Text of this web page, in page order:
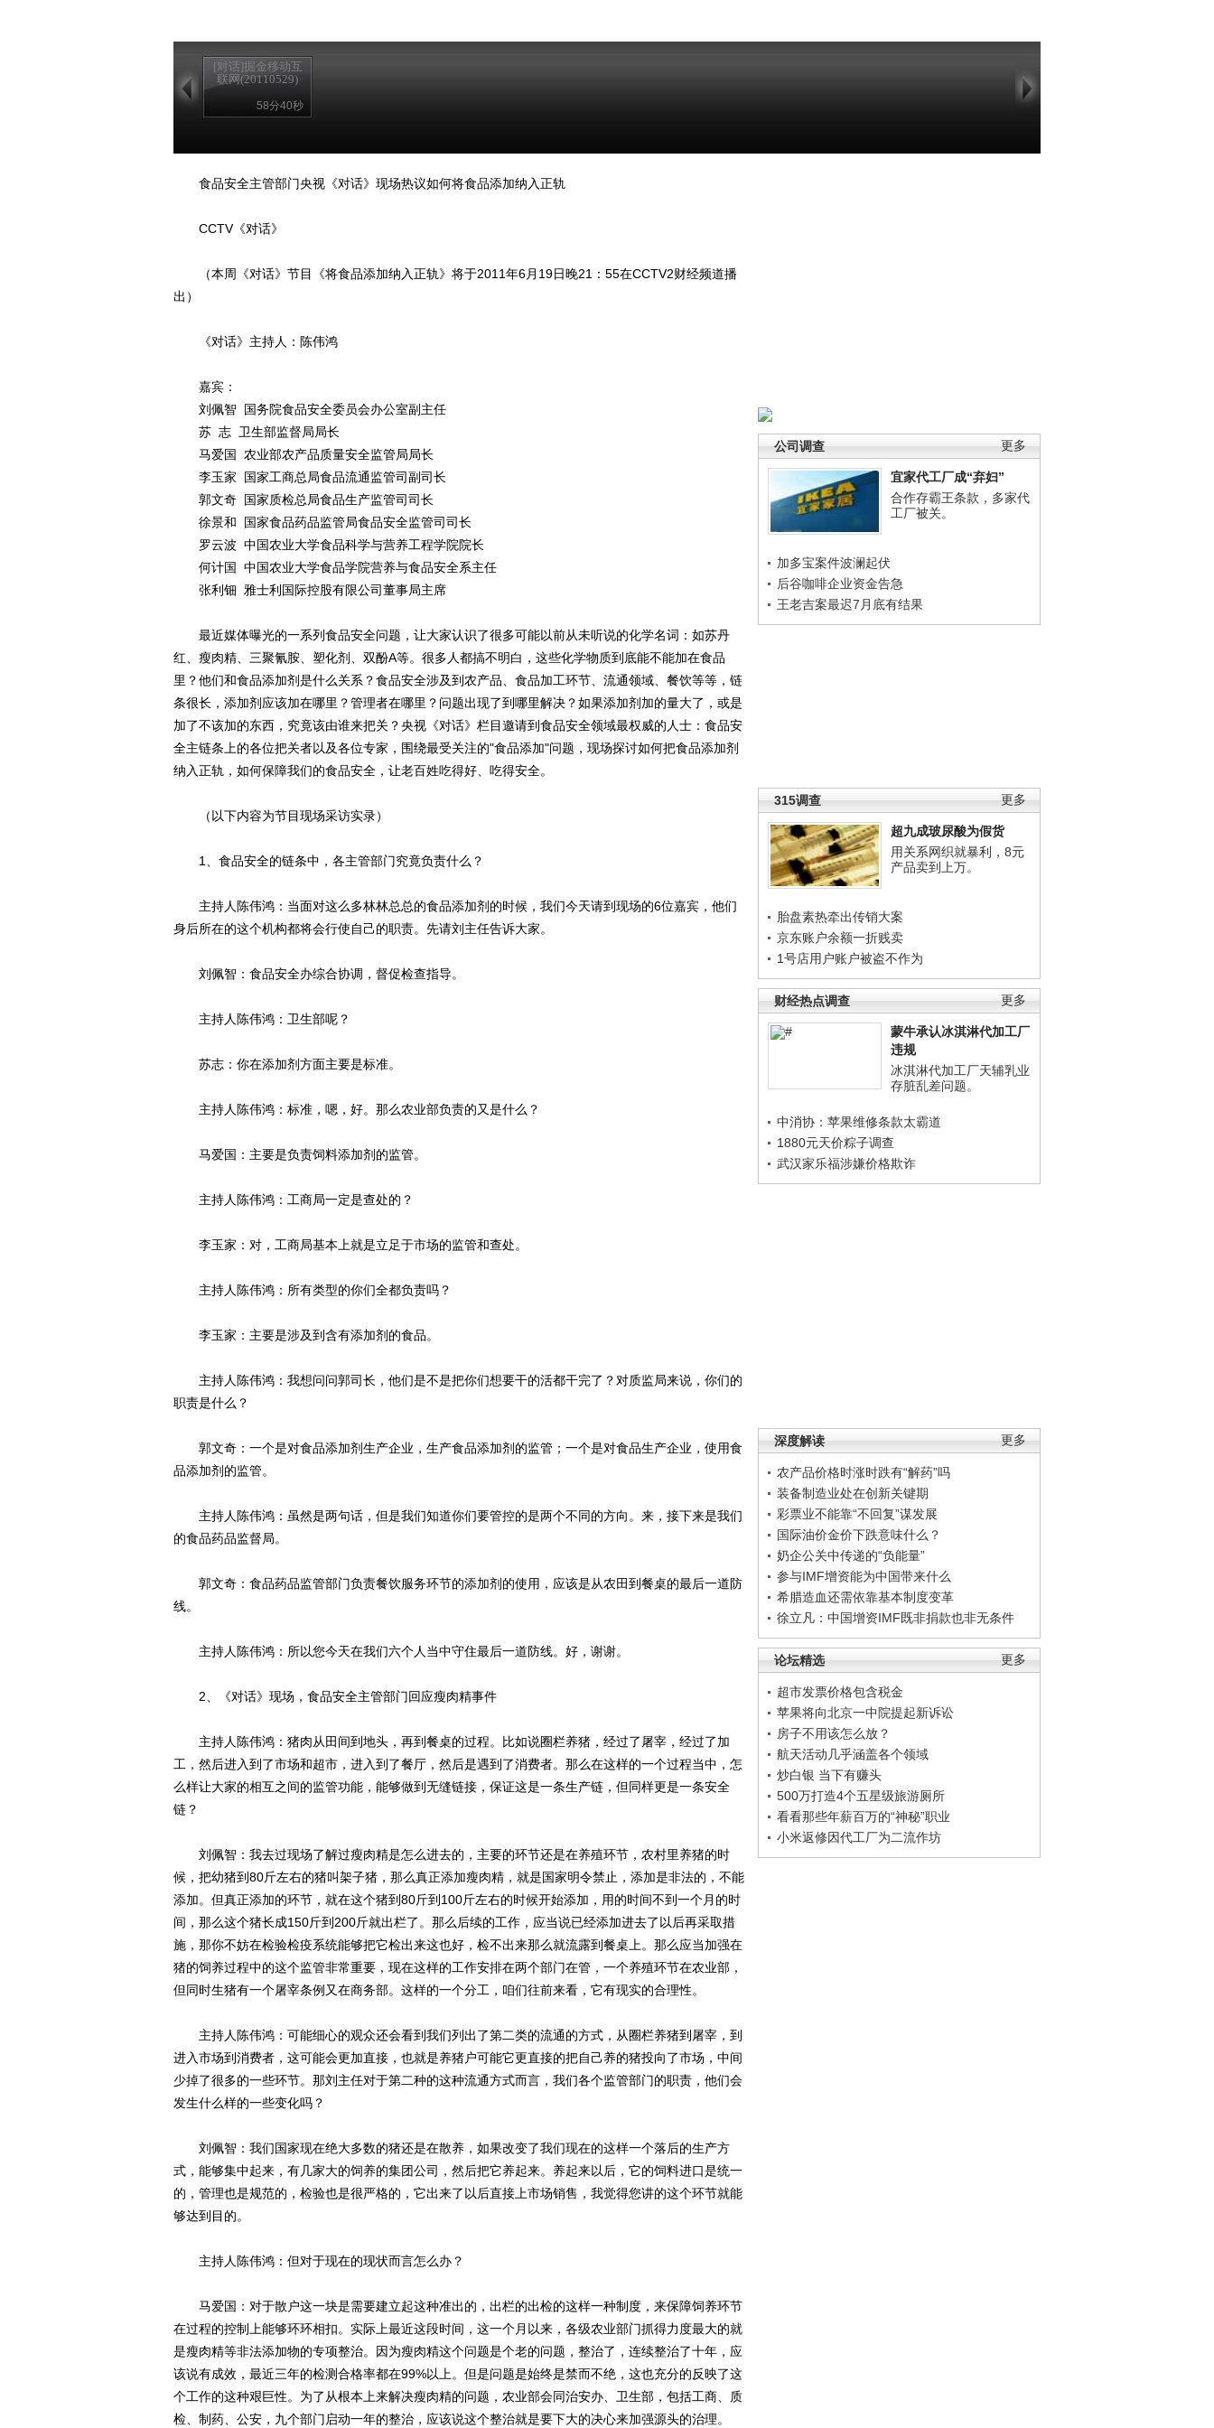
[对话]掘金移动互
联网(20110529)
58分40秒
更多
公司调查
宜家代工厂成“弃妇”
合作存霸王条款，多家代
工厂被关。
加多宝案件波澜起伏
后谷咖啡企业资金告急
王老吉案最迟7月底有结果
更多
315调查
超九成玻尿酸为假货
用关系网织就暴利，8元
产品卖到上万。
胎盘素热牵出传销大案
京东账户余额一折贱卖
1号店用户账户被盗不作为
更多
财经热点调查
蒙牛承认冰淇淋代加工厂
违规
冰淇淋代加工厂天辅乳业
存脏乱差问题。
中消协：苹果维修条款太霸道
1880元天价粽子调查
武汉家乐福涉嫌价格欺诈
更多
深度解读
农产品价格时涨时跌有“解药”吗
装备制造业处在创新关键期
彩票业不能靠“不回复”谋发展
国际油价金价下跌意味什么？
奶企公关中传递的“负能量”
参与IMF增资能为中国带来什么
希腊造血还需依靠基本制度变革
徐立凡：中国增资IMF既非捐款也非无条件
更多
论坛精选
超市发票价格包含税金
苹果将向北京一中院提起新诉讼
房子不用该怎么放？
航天活动几乎涵盖各个领域
炒白银 当下有赚头
500万打造4个五星级旅游厕所
看看那些年薪百万的“神秘”职业
小米返修因代工厂为二流作坊
食品安全主管部门央视《对话》现场热议如何将食品添加纳入正轨
CCTV《对话》
（本周《对话》节目《将食品添加纳入正轨》将于2011年6月19日晚21：55在CCTV2财经频道播
出）
《对话》主持人：陈伟鸿
嘉宾：
刘佩智 国务院食品安全委员会办公室副主任
苏 志 卫生部监督局局长
马爱国 农业部农产品质量安全监管局局长
李玉家 国家工商总局食品流通监管司副司长
郭文奇 国家质检总局食品生产监管司司长
徐景和 国家食品药品监管局食品安全监管司司长
罗云波 中国农业大学食品科学与营养工程学院院长
何计国 中国农业大学食品学院营养与食品安全系主任
张利钿 雅士利国际控股有限公司董事局主席
最近媒体曝光的一系列食品安全问题，让大家认识了很多可能以前从未听说的化学名词：如苏丹
红、瘦肉精、三聚氰胺、塑化剂、双酚A等。很多人都搞不明白，这些化学物质到底能不能加在食品
里？他们和食品添加剂是什么关系？食品安全涉及到农产品、食品加工环节、流通领域、餐饮等等，链
条很长，添加剂应该加在哪里？管理者在哪里？问题出现了到哪里解决？如果添加剂加的量大了，或是
加了不该加的东西，究竟该由谁来把关？央视《对话》栏目邀请到食品安全领域最权威的人士：食品安
全主链条上的各位把关者以及各位专家，围绕最受关注的"食品添加"问题，现场探讨如何把食品添加剂
纳入正轨，如何保障我们的食品安全，让老百姓吃得好、吃得安全。
（以下内容为节目现场采访实录）
1、食品安全的链条中，各主管部门究竟负责什么？
主持人陈伟鸿：当面对这么多林林总总的食品添加剂的时候，我们今天请到现场的6位嘉宾，他们
身后所在的这个机构都将会行使自己的职责。先请刘主任告诉大家。
刘佩智：食品安全办综合协调，督促检查指导。
主持人陈伟鸿：卫生部呢？
苏志：你在添加剂方面主要是标准。
主持人陈伟鸿：标准，嗯，好。那么农业部负责的又是什么？
马爱国：主要是负责饲料添加剂的监管。
主持人陈伟鸿：工商局一定是查处的？
李玉家：对，工商局基本上就是立足于市场的监管和查处。
主持人陈伟鸿：所有类型的你们全都负责吗？
李玉家：主要是涉及到含有添加剂的食品。
主持人陈伟鸿：我想问问郭司长，他们是不是把你们想要干的活都干完了？对质监局来说，你们的
职责是什么？
郭文奇：一个是对食品添加剂生产企业，生产食品添加剂的监管；一个是对食品生产企业，使用食
品添加剂的监管。
主持人陈伟鸿：虽然是两句话，但是我们知道你们要管控的是两个不同的方向。来，接下来是我们
的食品药品监督局。
郭文奇：食品药品监管部门负责餐饮服务环节的添加剂的使用，应该是从农田到餐桌的最后一道防
线。
主持人陈伟鸿：所以您今天在我们六个人当中守住最后一道防线。好，谢谢。
2、《对话》现场，食品安全主管部门回应瘦肉精事件
主持人陈伟鸿：猪肉从田间到地头，再到餐桌的过程。比如说圈栏养猪，经过了屠宰，经过了加
工，然后进入到了市场和超市，进入到了餐厅，然后是遇到了消费者。那么在这样的一个过程当中，怎
么样让大家的相互之间的监管功能，能够做到无缝链接，保证这是一条生产链，但同样更是一条安全
链？
刘佩智：我去过现场了解过瘦肉精是怎么进去的，主要的环节还是在养殖环节，农村里养猪的时
候，把幼猪到80斤左右的猪叫架子猪，那么真正添加瘦肉精，就是国家明令禁止，添加是非法的，不能
添加。但真正添加的环节，就在这个猪到80斤到100斤左右的时候开始添加，用的时间不到一个月的时
间，那么这个猪长成150斤到200斤就出栏了。那么后续的工作，应当说已经添加进去了以后再采取措
施，那你不妨在检验检疫系统能够把它检出来这也好，检不出来那么就流露到餐桌上。那么应当加强在
猪的饲养过程中的这个监管非常重要，现在这样的工作安排在两个部门在管，一个养殖环节在农业部，
但同时生猪有一个屠宰条例又在商务部。这样的一个分工，咱们往前来看，它有现实的合理性。
主持人陈伟鸿：可能细心的观众还会看到我们列出了第二类的流通的方式，从圈栏养猪到屠宰，到
进入市场到消费者，这可能会更加直接，也就是养猪户可能它更直接的把自己养的猪投向了市场，中间
少掉了很多的一些环节。那刘主任对于第二种的这种流通方式而言，我们各个监管部门的职责，他们会
发生什么样的一些变化吗？
刘佩智：我们国家现在绝大多数的猪还是在散养，如果改变了我们现在的这样一个落后的生产方
式，能够集中起来，有几家大的饲养的集团公司，然后把它养起来。养起来以后，它的饲料进口是统一
的，管理也是规范的，检验也是很严格的，它出来了以后直接上市场销售，我觉得您讲的这个环节就能
够达到目的。
主持人陈伟鸿：但对于现在的现状而言怎么办？
马爱国：对于散户这一块是需要建立起这种准出的，出栏的出检的这样一种制度，来保障饲养环节
在过程的控制上能够环环相扣。实际上最近这段时间，这一个月以来，各级农业部门抓得力度最大的就
是瘦肉精等非法添加物的专项整治。因为瘦肉精这个问题是个老的问题，整治了，连续整治了十年，应
该说有成效，最近三年的检测合格率都在99%以上。但是问题是始终是禁而不绝，这也充分的反映了这
个工作的这种艰巨性。为了从根本上来解决瘦肉精的问题，农业部会同治安办、卫生部，包括工商、质
检、制药、公安，九个部门启动一年的整治，应该说这个整治就是要下大的决心来加强源头的治理。